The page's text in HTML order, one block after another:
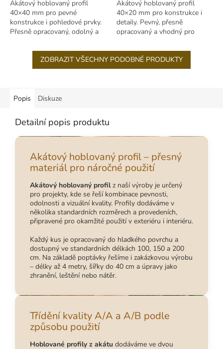
Akátový hoblovaný profil
40×40 mm pro pevné
konstrukce i pohledové prvky.
Přesně opracovaný, odolný a
Akátový hoblovaný profil
40×20 mm pro konstrukce i
detaily. Pevný, přesně
opracovaný a vhodný pro
ZOBRAZIT VŠECHNY PODOBNÉ PRODUKTY
Popis Diskuze
Detailní popis produktu
Akátový hoblovaný profil – přesný
materiál pro náročné použití
Akátový hoblovaný profilz naší výroby je určený
pro projekty, kde se řeší kombinace pevnosti,
odolnosti a vizuální kvality. Profily dodáváme v
několika standardních rozměrech a provedeních,
připravené pro okamžité použití v exteriéru i interiéru.
Každý kus je opracovaný do hladkého povrchu a
dostupný ve standardních délkách 100, 150 a 200
cm. Na základě poptávky řešíme i zakázkovou výrobu
– délky až 4 metry, šířky do 40 cm a úpravy jako
zhranění, leštění nebo nátěr.
Třídění kvality A/A a A/B podle
způsobu použití
Hoblované profily z akátu dodáváme ve dvou